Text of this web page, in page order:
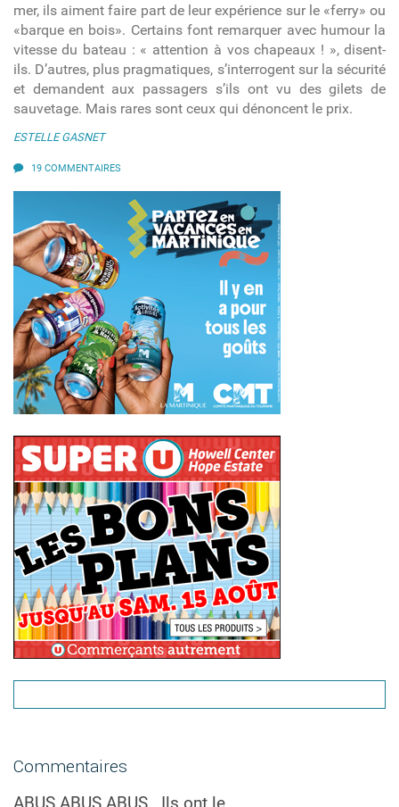
mer, ils aiment faire part de leur expérience sur le «ferry» ou
«barque en bois». Certains font remarquer avec humour la
vitesse du bateau : « attention à vos chapeaux ! », disent-
ils. D’autres, plus pragmatiques, s’interrogent sur la sécurité
et demandent aux passagers s’ils ont vu des gilets de
sauvetage. Mais rares sont ceux qui dénoncent le prix.
ESTELLE GASNET
19 COMMENTAIRES
Commentaires